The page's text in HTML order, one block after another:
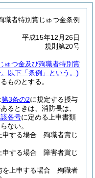
職者特別賞じゅつ金条例
平成15年12月26日
規則第20号
ゅつ金及び殉職者特別賞
以下「条例」という。)
ものとする。
第3条の2に規定する授与
るときは、消防長は、
各号に定める上申書類
ない。
申する場合 殉職者賞じ
申する場合 障害者賞じ
を上申する場合 殉職者